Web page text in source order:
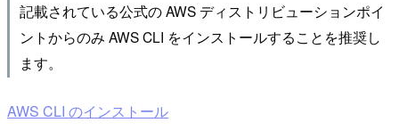
記載されている公式の AWS ディストリビューションポイ
ントからのみ AWS CLI をインストールすることを推奨し
ます。
AWS CLI のインストール